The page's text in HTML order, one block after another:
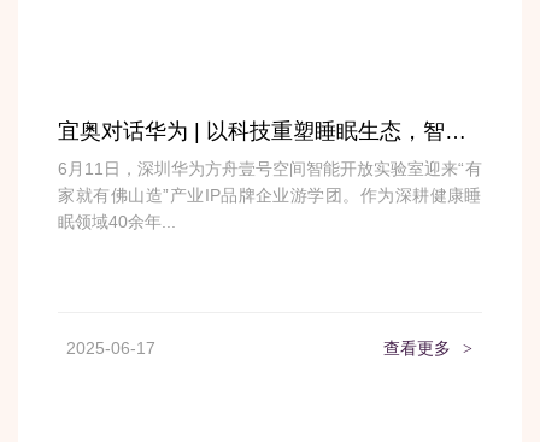
宜奥对话华为 | 以科技重塑睡眠生态，智启家居未来新章
6月11日，深圳华为方舟壹号空间智能开放实验室迎来“有
家就有佛山造”产业IP品牌企业游学团。作为深耕健康睡
眠领域40余年...
2025-06-17 查看更多 >